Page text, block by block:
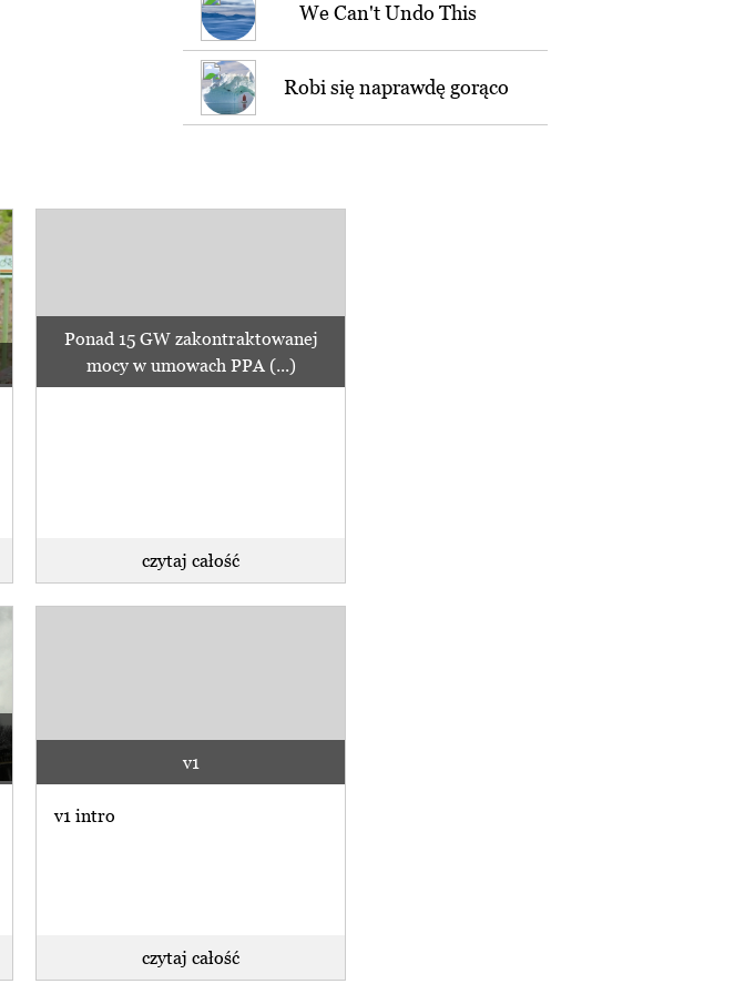
We Can't Undo This
Robi się naprawdę gorąco
Ponad 15 GW zakontraktowanej
mocy w umowach PPA (...)
czytaj całość
v1
v1 intro
czytaj całość